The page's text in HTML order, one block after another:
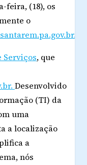
feira, (18), os
o
Serviços, que
Desenvolvido
(TI) da
uma
a localização
a
nós